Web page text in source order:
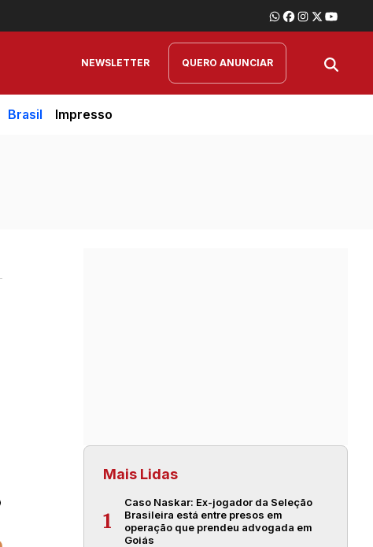
NEWSLETTER QUERO ANUNCIAR
Brasil Impresso
Mais Lidas
1
Caso Naskar: Ex-jogador da Seleção
Brasileira está entre presos em
operação que prendeu advogada em
Goiás